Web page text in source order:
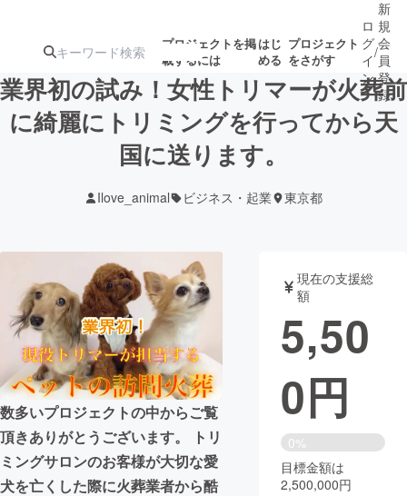
プロジェクトを掲
載するには
はじ
める
プロジェクト
をさがす
注目のリ 注目の新着プロ 募集終了が近いプ
ロジェクト
テクノロジー・ガジェット
映像・映画 書籍・雑誌
ビジネス・起業 チャレンジ
まちづくり・地域活性化
ロ
グ
イ
ン
/
新
規
会
員
登
録
業界初の試み！女性トリマーが火葬前
に綺麗にトリミングを行ってから天
国に送ります。
Ilove_animal ビジネス・起業 東京都
数多いプロジェクトの中からご覧
頂きありがとうございます。 トリ
ミングサロンのお客様が大切な愛
犬を亡くした際に火葬業者から酷
現在の支援総
額
5,50
0円
0%
目標金額は
2,500,000円